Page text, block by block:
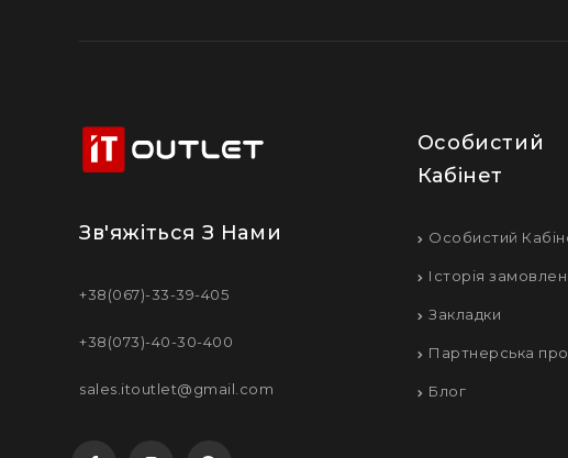
Зв'яжіться З Нами
+38(067)-33-39-405
+38(073)-40-30-400
sales.itoutlet@gmail.com
Особистий
Кабінет
Особистий
Історія
Закладки
Партнерська
Блог